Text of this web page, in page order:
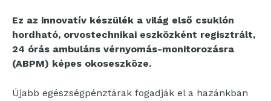
Ez az innovatív készülék a világ első csuklón
hordható, orvostechnikai eszközként regisztrált,
24 órás ambuláns vérnyomás-monitorozásra
(ABPM) képes okoseszköze.
Újabb egészségpénztárak fogadják el a hazánkban